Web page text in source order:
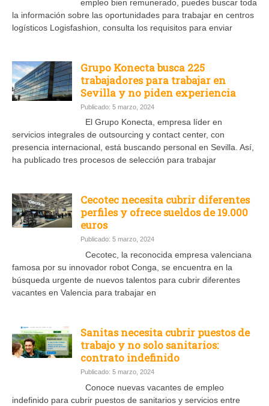
empleo bien remunerado, puedes buscar toda
la información sobre las oportunidades para trabajar en centros
logísticos Logisfashion, consulta los requisitos para enviar
Grupo Konecta busca 225
trabajadores para trabajar en
Sevilla y no piden experiencia
Publicado: 5 marzo, 2024
El Grupo Konecta, empresa líder en
servicios integrales de outsourcing y contact center, con
presencia internacional, está buscando personal en Sevilla. Así,
ha publicado tres procesos de selección para trabajar
Cecotec necesita cubrir diferentes
perfiles y ofrece sueldos de 19.000
euros
Publicado: 5 marzo, 2024
Cecotec, la reconocida empresa valenciana
famosa por su innovador robot Conga, se encuentra en la
búsqueda urgente de nuevos talentos para cubrir diferentes
vacantes en Valencia para trabajar en
Sanitas necesita cubrir puestos de
trabajo y no solo sanitarios:
contrato indefinido
Publicado: 5 marzo, 2024
Conoce nuevas vacantes de empleo
indefinido para cubrir puestos de sanitarios y servicios entre